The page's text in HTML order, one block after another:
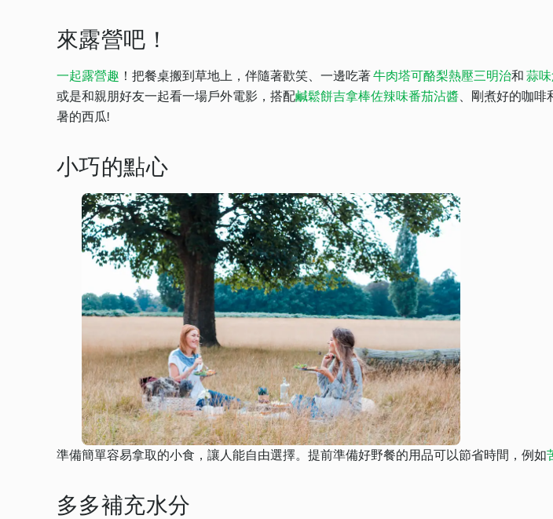
來露營吧！
一起露營趣 ！把餐桌搬到草地上，伴隨著歡笑、一邊吃著牛肉塔可酪梨熱壓三明治和 蒜
或是和親朋好友一起看一場戶外電影，搭配鹹鬆餅吉拿棒佐辣味番茄沾醬、剛煮好的咖啡
暑的西瓜!
小巧的點心
準備簡單容易拿取的小食，讓人能自由選擇。提前準備好野餐的用品可以節省時間，例如
多多補充水分